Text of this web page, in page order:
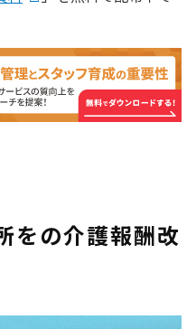
をの介護報酬改